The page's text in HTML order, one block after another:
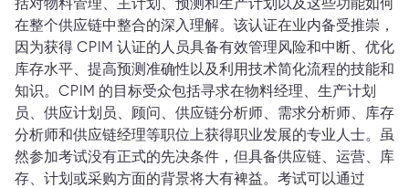
在整个供应链中整合的深入理解。该认证在业内备受推崇，
因为获得 CPIM 认证的人员具备有效管理风险和中断、优化
库存水平、提高预测准确性以及利用技术简化流程的技能和
知识。CPIM 的目标受众包括寻求在物料经理、生产计划
员、供应计划员、顾问、供应链分析师、需求分析师、库存
分析师和供应链经理等职位上获得职业发展的专业人士。虽
然参加考试没有正式的先决条件，但具备供应链、运营、库
存、计划或采购方面的背景将大有裨益。考试可以通过